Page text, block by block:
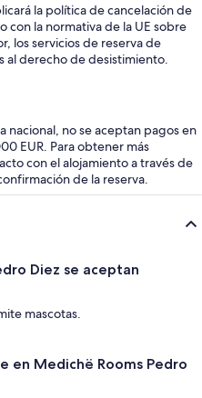
la política de cancelación de
la normativa de la UE sobre
los servicios de reserva de
al derecho de desistimiento.
nacional, no se aceptan pagos en
EUR. Para obtener más
con el alojamiento a través de
de la reserva.
Diez se aceptan
mascotas.
en Medichë Rooms Pedro